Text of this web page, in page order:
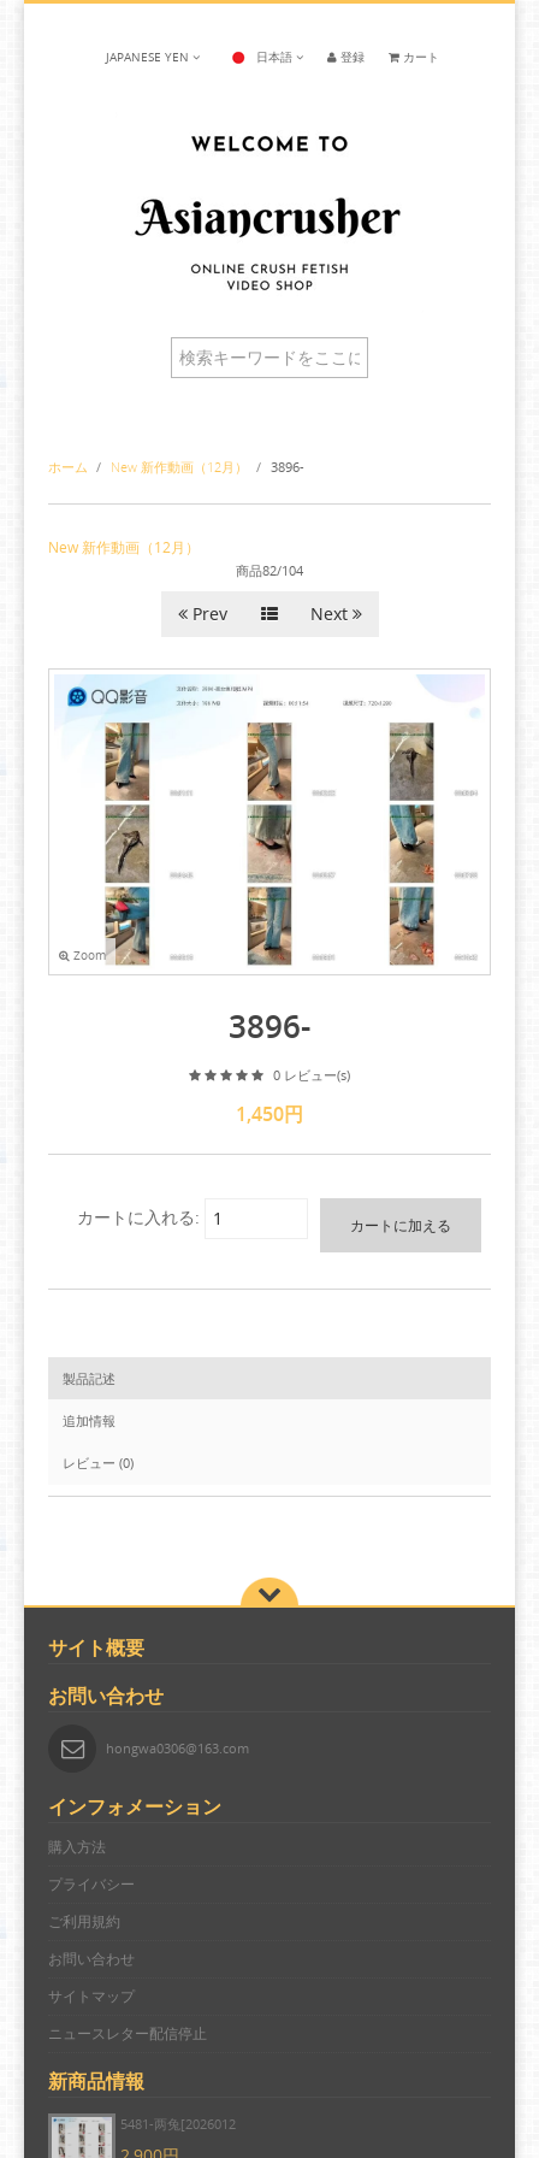
JAPANESE YEN 日本語 登録 カート
ホーム / New 新作動画（12月） / 3896-
New 新作動画（12月）
商品82/104
Prev Next
Zoom
3896-
0 レビュー(s)
1,450円
カートに入れる:
製品記述
追加情報
レビュー (0)
サイト概要
お問い合わせ
hongwa0306@163.com
インフォメーション
購入方法
プライバシー
ご利用規約
お問い合わせ
サイトマップ
ニュースレター配信停止
新商品情報
5481-两兔[2026012